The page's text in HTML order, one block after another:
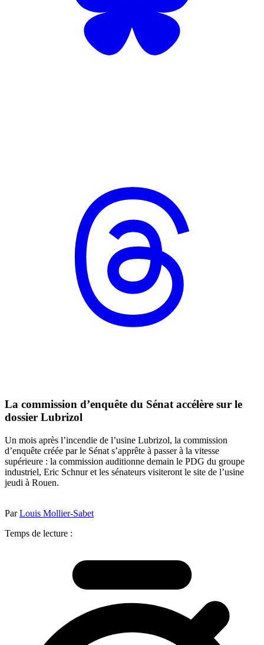
La commission d’enquête du Sénat accélère sur le
dossier Lubrizol
Un mois après l’incendie de l’usine Lubrizol, la commission
d’enquête créée par le Sénat s’apprête à passer à la vitesse
supérieure : la commission auditionne demain le PDG du groupe
industriel, Eric Schnur et les sénateurs visiteront le site de l’usine
jeudi à Rouen.
ParLouis Mollier-Sabet
Temps de lecture :